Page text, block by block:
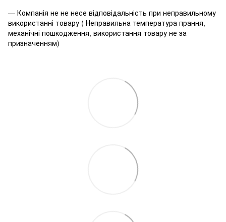
— Компанія не не несе відповідальність при неправильному
використанні товару ( Неправильна температура прання,
механічні пошкодження, використання товару не за
призначенням)